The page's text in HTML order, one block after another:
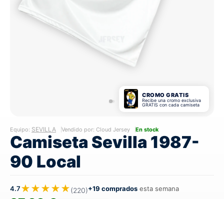
CROMO GRATIS
Recibe una cromo exclusiva
GRATIS con cada camiseta
Equipo: SEVILLA Vendido por: Cloud Jersey En stock
Camiseta Sevilla 1987-
90 Local
4.7★★★★★(220)+19 comprados esta semana